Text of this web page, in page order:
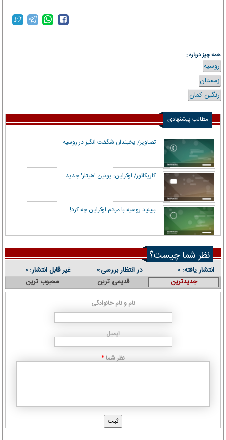
همه چیز درباره :
روسیه
زمستان
رنگین کمان
مطالب پیشنهادی
تصاویر/ یخبندان شگفت انگیز در روسیه
کاریکاتور/ اوکراین: پوتین 'هیتلر' جدید
ببینید روسیه با مردم اوکراین چه کرد!
نظر شما چیست؟
انتشار یافته: ۰ در انتظار بررسی:۰ غیر قابل انتشار: ۰
جدیدترین قدیمی ترین محبوب ترین
نام و نام خانوادگی
ایمیل
نظر شما *